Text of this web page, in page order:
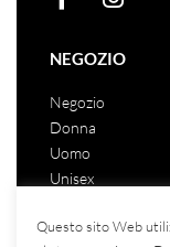
NEGOZIO
Negozio
Donna
Uomo
Unisex
Questo sito Web